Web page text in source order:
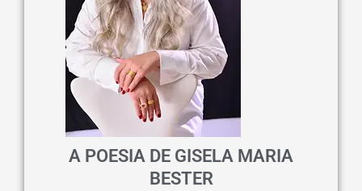
A POESIA DE GISELA MARIA
BESTER